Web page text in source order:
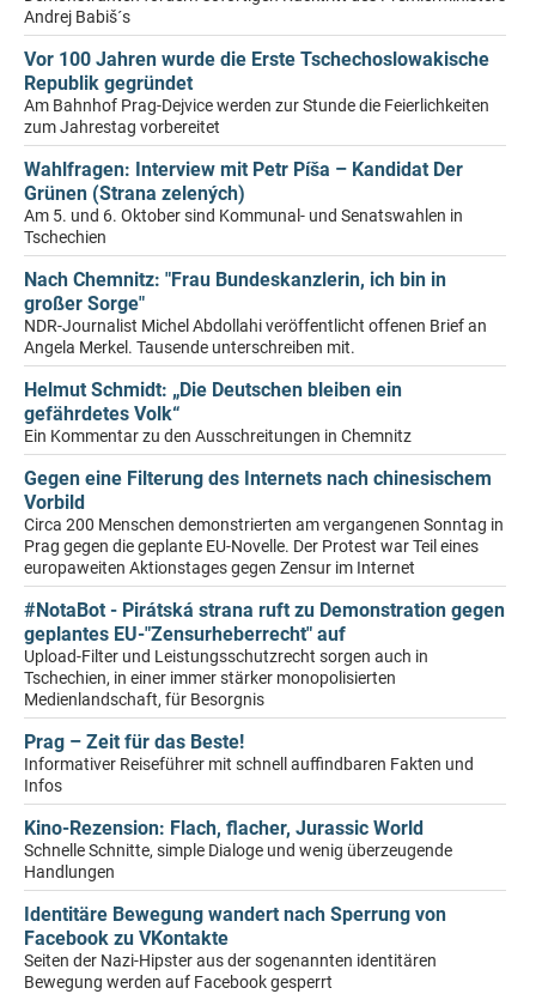
Andrej Babiš´s
Vor 100 Jahren wurde die Erste Tschechoslowakische
Republik gegründet
Am Bahnhof Prag-Dejvice werden zur Stunde die Feierlichkeiten
zum Jahrestag vorbereitet
Wahlfragen: Interview mit Petr Píša – Kandidat Der
Grünen (Strana zelených)
Am 5. und 6. Oktober sind Kommunal- und Senatswahlen in
Tschechien
Nach Chemnitz: "Frau Bundeskanzlerin, ich bin in
großer Sorge"
NDR-Journalist Michel Abdollahi veröffentlicht offenen Brief an
Angela Merkel. Tausende unterschreiben mit.
Helmut Schmidt: „Die Deutschen bleiben ein
gefährdetes Volk“
Ein Kommentar zu den Ausschreitungen in Chemnitz
Gegen eine Filterung des Internets nach chinesischem
Vorbild
Circa 200 Menschen demonstrierten am vergangenen Sonntag in
Prag gegen die geplante EU-Novelle. Der Protest war Teil eines
europaweiten Aktionstages gegen Zensur im Internet
#NotaBot - Pirátská strana ruft zu Demonstration gegen
geplantes EU-"Zensurheberrecht" auf
Upload-Filter und Leistungsschutzrecht sorgen auch in
Tschechien, in einer immer stärker monopolisierten
Medienlandschaft, für Besorgnis
Prag – Zeit für das Beste!
Informativer Reiseführer mit schnell auffindbaren Fakten und
Infos
Kino-Rezension: Flach, flacher, Jurassic World
Schnelle Schnitte, simple Dialoge und wenig überzeugende
Handlungen
Identitäre Bewegung wandert nach Sperrung von
Facebook zu VKontakte
Seiten der Nazi-Hipster aus der sogenannten identitären
Bewegung werden auf Facebook gesperrt